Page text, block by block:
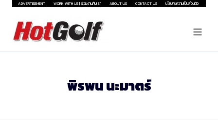
Skip
content
ADVERTISEMENT WORK WITH US | ร่วมงานกับเรา ABOUT US CONTACT US นโยบายความเป็นส่วนตัว
พิรพน นะมาตร์